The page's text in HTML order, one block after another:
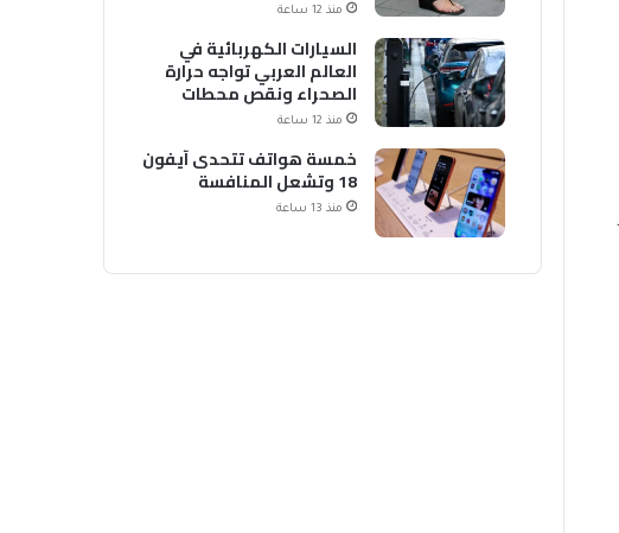
منذ 12 ساعة
السيارات الكهربائية في
العالم العربي تواجه حرارة
الصحراء ونقص محطات
الشحن
منذ 12 ساعة
خمسة هواتف تتحدى آيفون
18 وتشعل المنافسة
منذ 13 ساعة